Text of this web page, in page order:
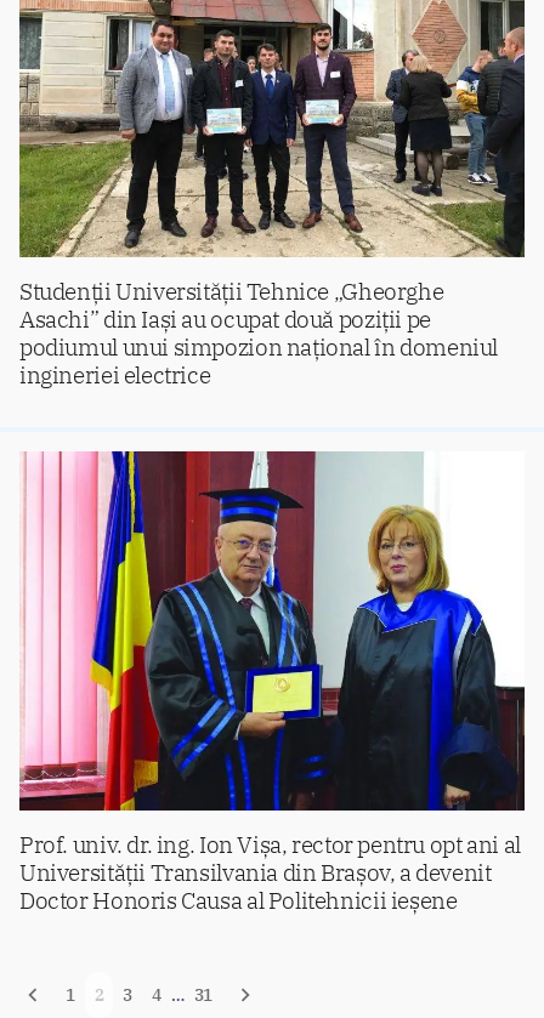
Studenții Universității Tehnice „Gheorghe
Asachi” din Iași au ocupat două poziții pe
podiumul unui simpozion național în domeniul
ingineriei electrice
Prof. univ. dr. ing. Ion Vișa, rector pentru opt ani al
Universității Transilvania din Brașov, a devenit
Doctor Honoris Causa al Politehnicii ieșene
în
1 2 3 4 … 31